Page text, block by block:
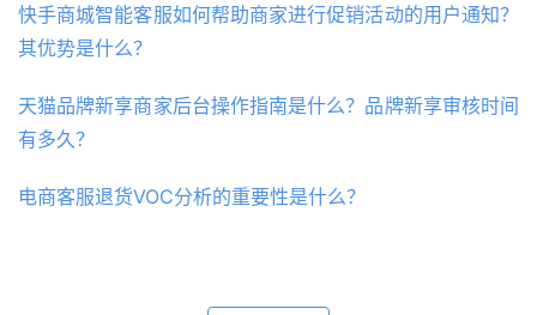
快手商城智能客服如何帮助商家进行促销活动的用户通知？
其优势是什么？
天猫品牌新享商家后台操作指南是什么？品牌新享审核时间
有多久？
电商客服退货VOC分析的重要性是什么？